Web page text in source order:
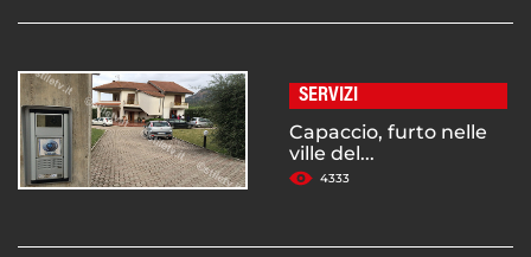
SERVIZI
Capaccio, furto nelle
ville del...
4333